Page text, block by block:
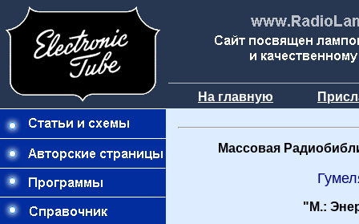
На главную
Массовая
"М.: